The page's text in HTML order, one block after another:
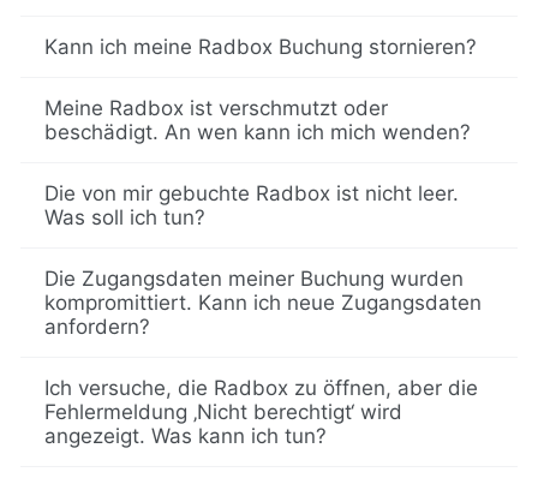
Kann ich meine Radbox Buchung stornieren?
Meine Radbox ist verschmutzt oder
beschädigt. An wen kann ich mich wenden?
Die von mir gebuchte Radbox ist nicht leer.
Was soll ich tun?
Die Zugangsdaten meiner Buchung wurden
kompromittiert. Kann ich neue Zugangsdaten
anfordern?
Ich versuche, die Radbox zu öffnen, aber die
Fehlermeldung ‚Nicht berechtigt‘ wird
angezeigt. Was kann ich tun?